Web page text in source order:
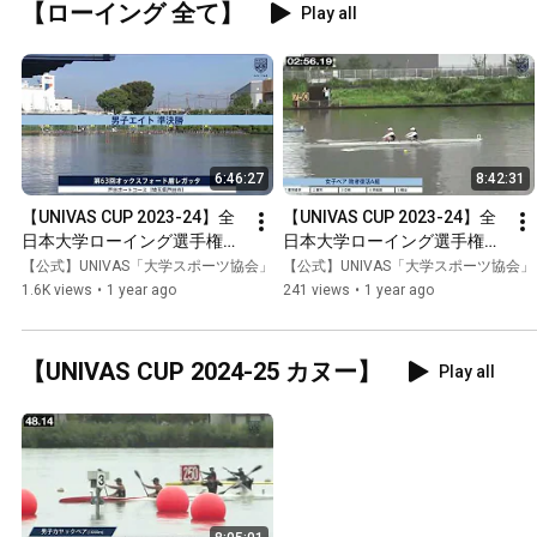
【ローイング 全て】 Play all
6:46:27
【UNIVAS CUP 2023-24】全
日本大学ローイング選手権
（ペア　フォア　クオドルプ
ル　エイト　男女舵手つきフ
ガッタ　シングルスカル　ダ
ブルスカル　決勝）
【公式】UNIVAS「大学スポーツ協会」
1.6K views • 1 year ago
8:42:31
【UNIVAS CUP 2023-24】全
日本大学ローイング選手権
（ペア　フォア　クオドルプ
ル　エイト　男女舵手つきフ
ガッタ　シングルスカル　ダ
ブルスカル　予選　準決勝）
【公式】UNIVAS「大学スポーツ協会」
241 views • 1 year ago
【UNIVAS CUP 2024-25 カヌー】 Play all